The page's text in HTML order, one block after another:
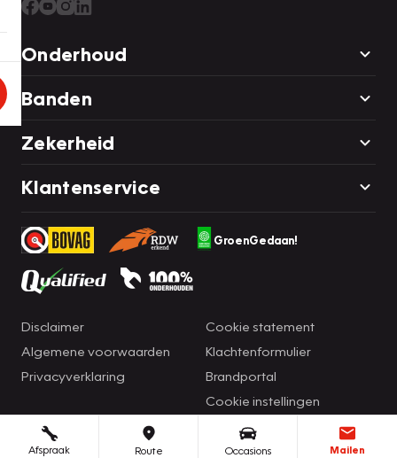
Afspraak Route Occasions Mailen
Onderhoud
Banden
Zekerheid
Klantenservice
GroenGedaan!
Disclaimer
Algemene voorwaarden
Privacyverklaring
Cookie statement
Klachtenformulier
Brandportal
Cookie instellingen